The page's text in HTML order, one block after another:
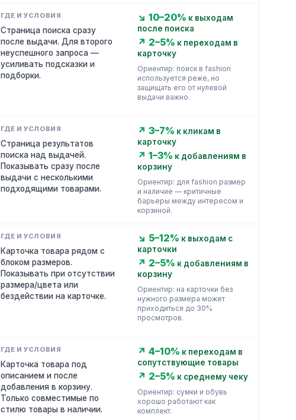
Страница поиска сразу
после выдачи. Для второго
неуспешного запроса —
усиливать подсказки и
подборки.
↘ 10–20% к выходам
после поиска
↗ 2–5% к переходам в
карточку
Ориентир: поиск в fashion
используется реже, но
защищать его от нулевой
выдачи важно.
Страница результатов
поиска над выдачей.
Показывать сразу после
выдачи с несколькими
подходящими товарами.
↗ 3–7% к кликам в
карточку
↗ 1–3% к добавлениям в
корзину
Ориентир: для fashion размер
и наличие — критичные
барьеры между интересом и
корзиной.
Карточка товара рядом с
блоком размеров.
Показывать при отсутствии
размера/цвета или
бездействии на карточке.
↘ 5–12% к выходам с
карточки
↗ 2–5% к добавлениям в
корзину
Ориентир: на карточки без
нужного размера может
приходиться до 30%
просмотров.
Карточка товара под
описанием и после
добавления в корзину.
Только совместимые по
стилю товары в наличии.
↗ 4–10% к переходам в
сопутствующие товары
↗ 2–5% к среднему чеку
Ориентир: сумки и обувь
хорошо работают как
комплект.